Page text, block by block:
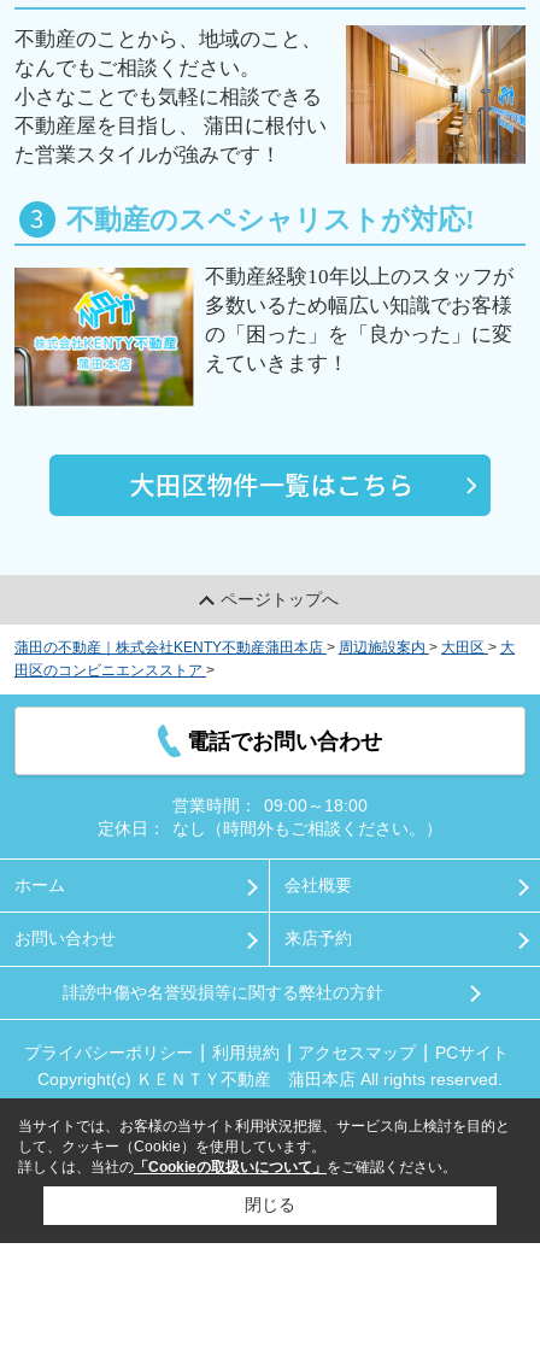
不動産のことから、地域のこと、
なんでもご相談ください。
小さなことでも気軽に相談できる
不動産屋を目指し、 蒲田に根付い
た営業スタイルが強みです！
不動産のスペシャリストが対応!
不動産経験10年以上のスタッフが
多数いるため幅広い知識でお客様
の「困った」を「良かった」に変
えていきます！
ページトップへ
蒲田の不動産｜株式会社KENTY不動産蒲田本店 > 周辺施設案内 > 大田区 > 大
田区のコンビニエンスストア >
電話でお問い合わせ
営業時間：
09:00～18:00
定休日：
なし（時間外もご相談ください。）
ホーム 会社概要
お問い合わせ 来店予約
誹謗中傷や名誉毀損等に関する弊社の方針
プライバシーポリシー 利用規約 アクセスマップ
PCサイト
Copyright(c) ＫＥＮＴＹ不動産 蒲田本店 All rights reserved.
当サイトでは、お客様の当サイト利用状況把握、サービス向上検討を目的と
して、クッキー（Cookie）を使用しています。
詳しくは、当社の 「Cookieの取扱いについて」 をご確認ください。
閉じる